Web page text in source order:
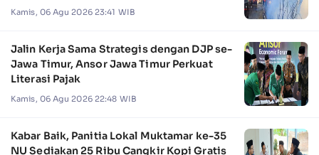
Kebakaran
Kamis, 06 Agu 2026 23:41 WIB
Jalin Kerja Sama Strategis dengan DJP se-
Jawa Timur, Ansor Jawa Timur Perkuat
Literasi Pajak
Kamis, 06 Agu 2026 22:48 WIB
Kabar Baik, Panitia Lokal Muktamar ke-35
NU Sediakan 25 Ribu Cangkir Kopi Gratis